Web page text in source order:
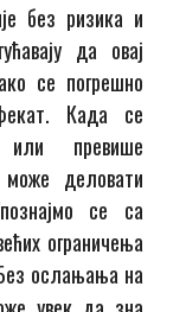
без ризика и
да овај
се погрешно
Када се
или превише
може деловати
се са
ограничења
ослањања на